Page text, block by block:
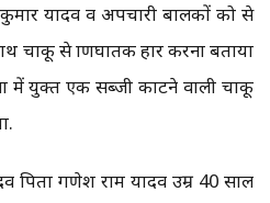
यादव व अपचारी बालकों को से
चाकू से प्राणघातक प्रहार करना बताया
में प्रयुक्त एक सब्जी काटने वाली चाकू
पिता गणेश राम यादव उम्र 40 साल